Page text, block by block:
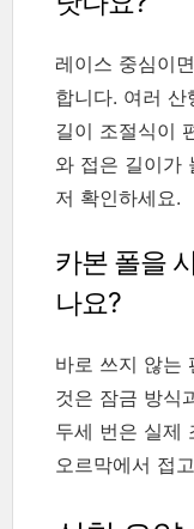
레이스 중심이
합니다. 여러
길이 조절식이
와 접은 길이가
저 확인하세요.
카본 폴을
나요?
바로 쓰지 않는
것은 잠금 방식
두세 번은 실제
오르막에서 접